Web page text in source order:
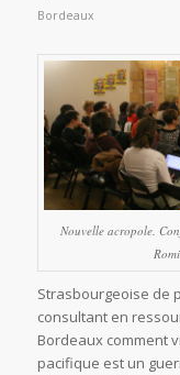
Bordeaux
Nouvelle acropole.
Strasbourgeoise de
consultant en
Bordeaux comment
pacifique est un